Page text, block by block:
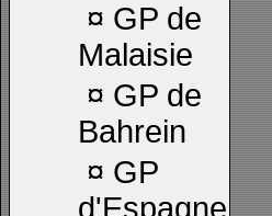
¤ GP de
Malaisie
¤ GP de
Bahrein
¤ GP
d'Espagne